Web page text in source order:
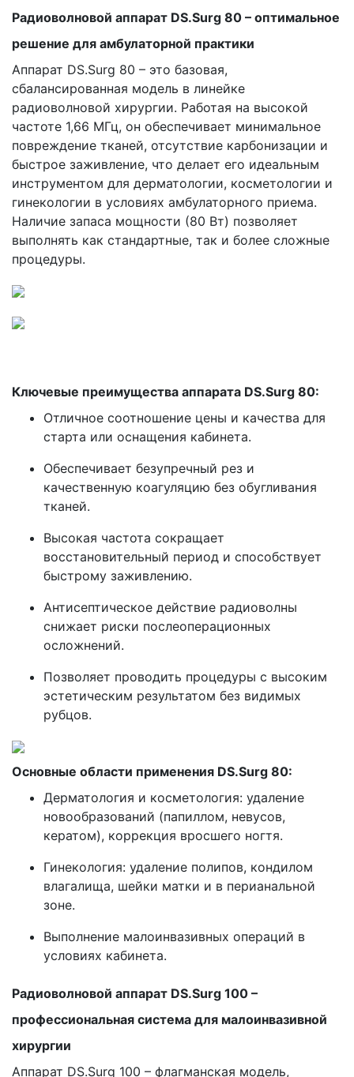
Радиоволновой аппарат DS.Surg 80 – оптимальное
решение для амбулаторной практики
Аппарат DS.Surg 80 – это базовая,
сбалансированная модель в линейке
радиоволновой хирургии. Работая на высокой
частоте 1,66 МГц, он обеспечивает минимальное
повреждение тканей, отсутствие карбонизации и
быстрое заживление, что делает его идеальным
инструментом для дерматологии, косметологии и
гинекологии в условиях амбулаторного приема.
Наличие запаса мощности (80 Вт) позволяет
выполнять как стандартные, так и более сложные
процедуры.
Ключевые преимущества аппарата DS.Surg 80:
Отличное соотношение цены и качества для
старта или оснащения кабинета.
Обеспечивает безупречный рез и
качественную коагуляцию без обугливания
тканей.
Высокая частота сокращает
восстановительный период и способствует
быстрому заживлению.
Антисептическое действие радиоволны
снижает риски послеоперационных
осложнений.
Позволяет проводить процедуры с высоким
эстетическим результатом без видимых
рубцов.
Основные области применения DS.Surg 80:
Дерматология и косметология: удаление
новообразований (папиллом, невусов,
кератом), коррекция вросшего ногтя.
Гинекология: удаление полипов, кондилом
влагалища, шейки матки и в перианальной
зоне.
Выполнение малоинвазивных операций в
условиях кабинета.
Радиоволновой аппарат DS.Surg 100 –
профессиональная система для малоинвазивной
хирургии
Аппарат DS.Surg 100 – флагманская модель,